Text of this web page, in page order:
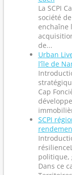
La SCPI
société
enchaîne
de...
Urban
l’île de
Cap
SCPI
politique,
Dans ce